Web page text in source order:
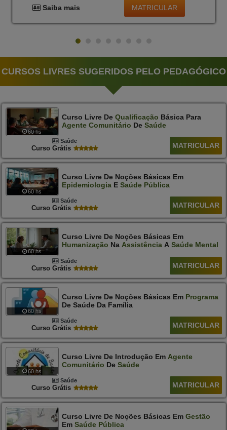
Saiba mais MATRICULAR
CURSOS LIVRES SUGERIDOS PELO PEDAGÓGICO
60 hs
Curso Livre De Qualificação Básica Para
Agente Comunitário De Saúde
Saúde
Curso Grátis MATRICULAR
60 hs
Curso Livre De Noções Básicas Em
EpidemiologiaE Saúde Pública
Saúde
Curso Grátis MATRICULAR
60 hs
Curso Livre De Noções Básicas Em
Humanização Na AssistênciaA Saúde Mental
Saúde
Curso Grátis MATRICULAR
60 hs
Curso Livre De Noções Básicas Em Programa
De Saúde Da Família
Saúde
Curso Grátis MATRICULAR
60 hs
Curso Livre De Introdução Em Agente
Comunitário De Saúde
Saúde
Curso Grátis MATRICULAR
Curso Livre De Noções Básicas Em Gestão
Em Saúde Pública